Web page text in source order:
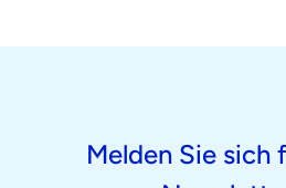
Melden Sie sich